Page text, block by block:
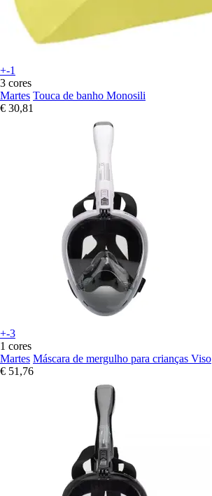
+-1
3 cores
Martes Touca de banho Monosili
€ 30,81
+-3
1 cores
Martes Máscara de mergulho para crianças Viso
€ 51,76